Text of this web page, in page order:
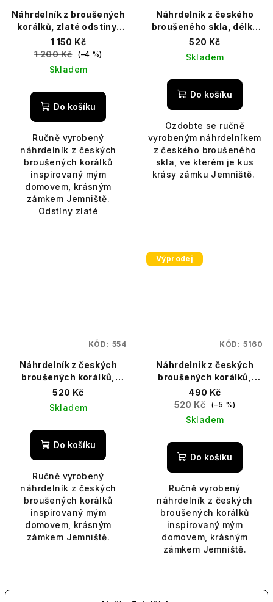
Náhrdelník z broušených
korálků, zlaté odstíny,
délka 43 cm, Jemniště
1 150 Kč
1 200 Kč
(–4 %)
Skladem
Do košíku
Ručně vyrobený
náhrdelník z českých
broušených korálků
inspirovaný mým
domovem, krásným
zámkem Jemniště.
Odstíny zlaté
Náhrdelník z českého
broušeného skla, délka
42 cm, unikátní design
520 Kč
Skladem
Do košíku
Ozdobte se ručně
vyrobeným náhrdelníkem
z českého broušeného
skla, ve kterém je kus
krásy zámku Jemniště.
Náhrdelník z českých
broušených korálků,
délka 41 cm,
cm
520 Kč
Skladem
Do košíku
Ručně vyrobený
náhrdelník z českých
broušených korálků
inspirovaný mým
domovem, krásným
zámkem Jemniště.
KÓD: 554
Výprodej
Náhrdelník z českých
broušených korálků,
délka 41 cm, zámek
Jemniště
490 Kč
520 Kč
(–5 %)
Skladem
Do košíku
Ručně vyrobený
náhrdelník z českých
broušených korálků
inspirovaný mým
domovem, krásným
zámkem Jemniště.
KÓD: 5160